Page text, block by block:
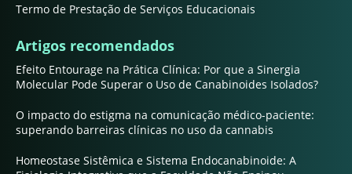
Termo de Prestação de Serviços Educacionais
Artigos recomendados
Efeito Entourage na Prática Clínica: Por que a Sinergia
Molecular Pode Superar o Uso de Canabinoides Isolados?
O impacto do estigma na comunicação médico-paciente:
superando barreiras clínicas no uso da cannabis
Homeostase Sistêmica e Sistema Endocanabinoide: A